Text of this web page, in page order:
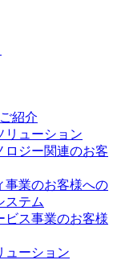
紹介
リューション
ロジー関連のお客
事業のお客様への
ステム
ビス事業のお客様
ューション